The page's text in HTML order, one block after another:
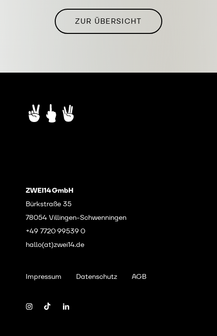
ZWEI14 GmbH
Bürkstraße 35
78054 Villingen-Schwenningen
+49 7720 99539 0
hallo(at)zwei14.de
Impressum Datenschutz AGB